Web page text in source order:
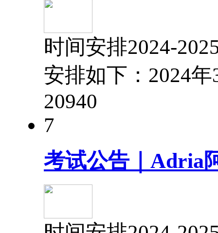
时间安排2024-
安排如下：2024
20940
7
考试公告｜Adria